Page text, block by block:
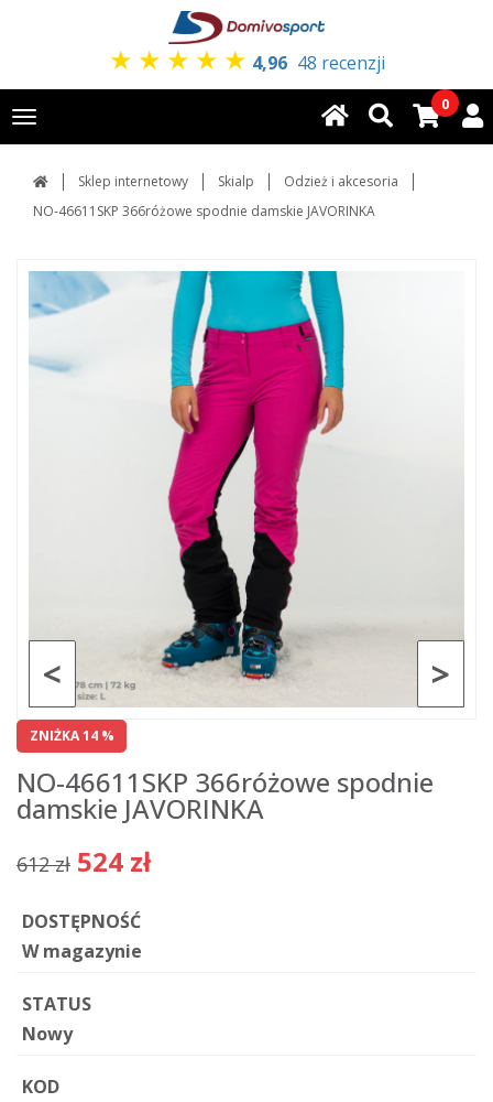
★ ★ ★ ★ ★ 4,96 48 recenzji
Toggle
navigation
0
Sklep internetowy Skialp
Odzież i akcesoria
NO-46611SKP 366różowe spodnie damskie JAVORINKA
>
<
ZNIŻKA 14 %
NO-46611SKP 366różowe spodnie
damskie JAVORINKA
612 zł 524 zł
DOSTĘPNOŚĆ
W magazynie
STATUS
Nowy
KOD